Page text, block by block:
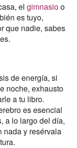
el gimnasioo
es tuyo,
que nadie, sabes
de energía, si
noche, exhausto
a tu libro.
es esencial
a lo largo del día,
nada y resérvala